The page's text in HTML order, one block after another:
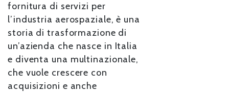
fornitura di servizi per
l’industria aerospaziale, è una
storia di trasformazione di
un’azienda che nasce in Italia
e diventa una multinazionale,
che vuole crescere con
acquisizioni e anche